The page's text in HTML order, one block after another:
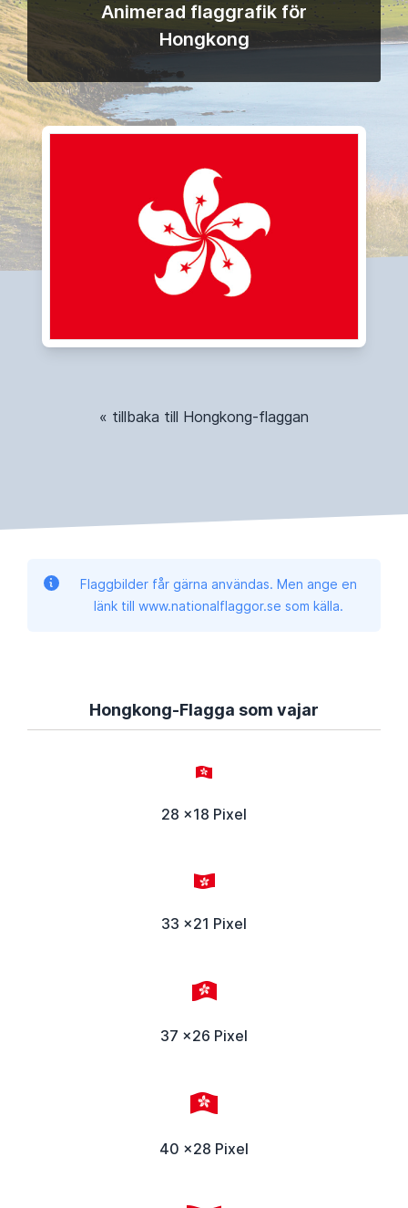
Animerad flaggrafik för
Hongkong
« tillbaka till Hongkong-flaggan
Flaggbilder får gärna användas. Men ange en
länk till www.nationalflaggor.se som källa.
Hongkong-Flagga som vajar
28 x18 Pixel
33 x21 Pixel
37 x26 Pixel
40 x28 Pixel